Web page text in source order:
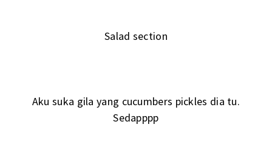
Salad section
Aku suka gila yang cucumbers pickles dia tu.
Sedapppp